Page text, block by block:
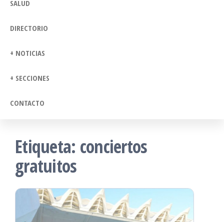
SALUD
DIRECTORIO
+ NOTICIAS
+ SECCIONES
CONTACTO
Etiqueta: conciertos
gratuitos